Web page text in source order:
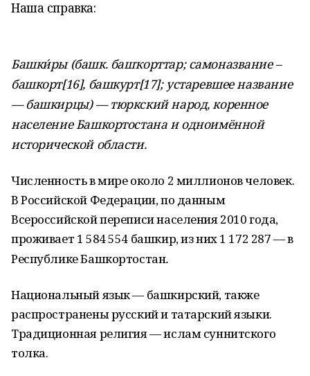
Наша справка:
Башки́ры (башк. башҡорттар; самоназвание –
башкорт[16], башкурт[17]; устаревшее название
— башкирцы) — тюркский народ, коренное
население Башкортостана и одноимённой
исторической области.
Численность в мире около 2 миллионов человек.
В Российской Федерации, по данным
Всероссийской переписи населения 2010 года,
проживает 1 584 554 башкир, из них 1 172 287 — в
Республике Башкортостан.
Национальный язык — башкирский, также
распространены русский и татарский языки.
Традиционная религия — ислам суннитского
толка.